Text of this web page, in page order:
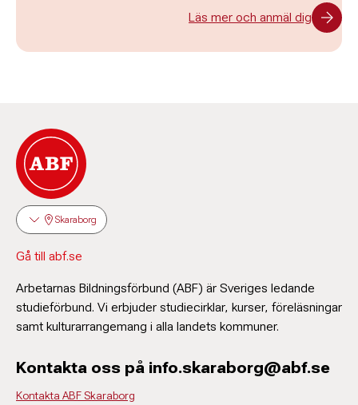
Läs mer och anmäl dig
Skaraborg
Gå till abf.se
Arbetarnas Bildningsförbund (ABF) är Sveriges ledande
studieförbund. Vi erbjuder studiecirklar, kurser, föreläsningar
samt kulturarrangemang i alla landets kommuner.
Kontakta oss på info.skaraborg@abf.se
Kontakta ABF Skaraborg